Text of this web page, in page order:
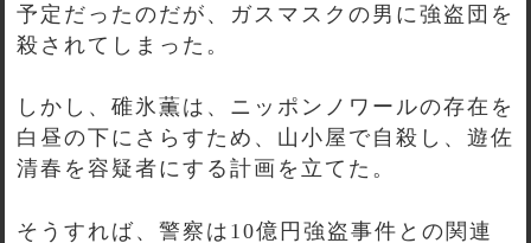
予定だったのだが、ガスマスクの男に強盗団を
殺されてしまった。
しかし、碓氷薫は、ニッポンノワールの存在を
白昼の下にさらすため、山小屋で自殺し、遊佐
清春を容疑者にする計画を立てた。
そうすれば、警察は10億円強盗事件との関連